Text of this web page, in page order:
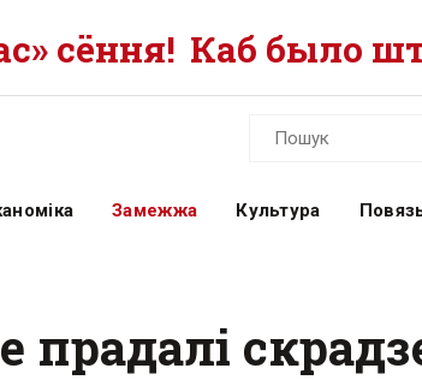
сёння! Каб было
Замежжа Культура
прадалі